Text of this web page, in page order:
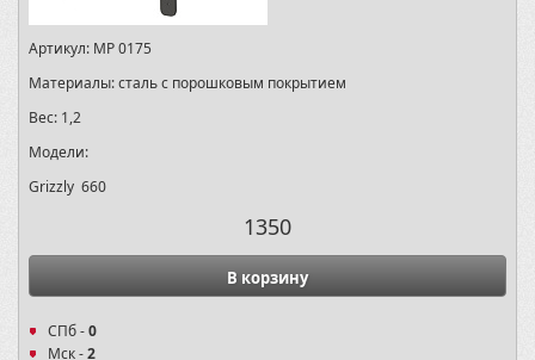
Артикул: MP 0175
Материалы:сталь с порошковым покрытием
Вес: 1,2
Модели:
Grizzly 660
1350
В корзину
СПб -0
Мск -2